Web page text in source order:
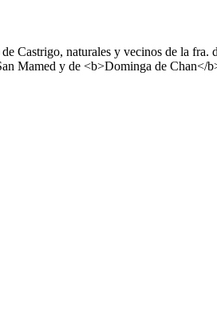
Castrigo, naturales y vecinos de la fra.
Mamed y de <b>Dominga de Chan</